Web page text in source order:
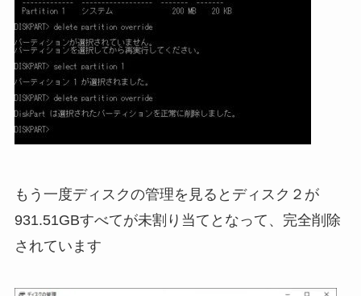
もう一度ディスクの管理を見るとディスク２が
931.51GBすべてが未割り当てとなって、完全削除
されています